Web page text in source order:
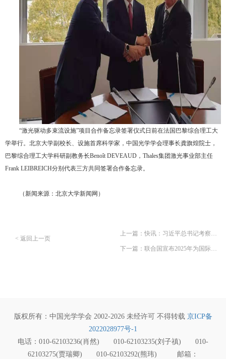
“激光驱动多束流设施”项目合作备忘录签署仪式日前在法国巴黎综合理工大
学举行。 北京大学副校长、设施首席科学家，中国光学学会理事长龚旗煌院士，
巴黎综合理工大学科研副教务长Benoît DEVEAUD，Thales集团激光事业部主任
Frank LEIBREICH分别代表三方共同签署合作备忘录。
（新闻来源： 北京大学新闻网）
上一篇：快讯：习近平总书记考察张江科学城展示厅，上海光机所多项成果参展
下一篇：联合国宣布2025年为国际量子科学与技术年——中国光学学会首次成为国际活动创始合作伙伴
< 返回上一页
版权所有：中国光学学会 2002-2026 未经许可 不得转载 京ICP备
2022028977号-1
电话：010-62103236(肖然) 010-62103235(刘子禛) 010-
62103275(贾瑞卿) 010-62103292(熊玮) 邮箱：